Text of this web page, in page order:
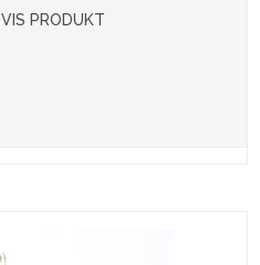
VIS PRODUKT